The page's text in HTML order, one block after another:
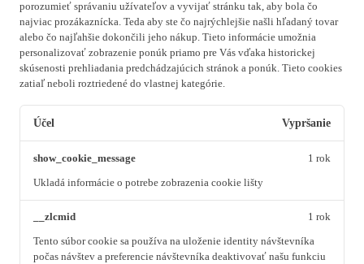
porozumieť správaniu užívateľov a vyvijať stránku tak, aby bola čo
najviac prozákaznícka. Teda aby ste čo najrýchlejšie našli hľadaný tovar
alebo čo najľahšie dokončili jeho nákup. Tieto informácie umožnia
personalizovať zobrazenie ponúk priamo pre Vás vďaka historickej
skúsenosti prehliadania predchádzajúcich stránok a ponúk. Tieto cookies
zatiaľ neboli roztriedené do vlastnej kategórie.
Účel Vypršanie
show_cookie_message
Ukladá informácie o potrebe zobrazenia cookie lišty
1 rok
__zlcmid
Tento súbor cookie sa používa na uloženie identity návštevníka
počas návštev a preferencie návštevníka deaktivovať našu funkciu
1 rok